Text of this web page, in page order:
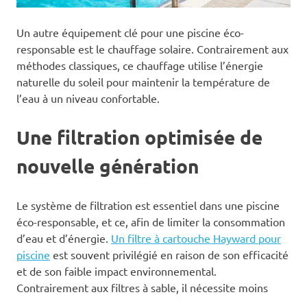
Un autre équipement clé pour une piscine éco-
responsable est le chauffage solaire. Contrairement aux
méthodes classiques, ce chauffage utilise l’énergie
naturelle du soleil pour maintenir la température de
l’eau à un niveau confortable.
Une filtration optimisée de
nouvelle génération
Le système de filtration est essentiel dans une piscine
éco-responsable, et ce, afin de limiter la consommation
d’eau et d’énergie. Un filtre à cartouche Hayward pour
piscine est souvent privilégié en raison de son efficacité
et de son faible impact environnemental.
Contrairement aux filtres à sable, il nécessite moins